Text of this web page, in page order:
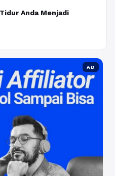
Anda Menjadi
AD